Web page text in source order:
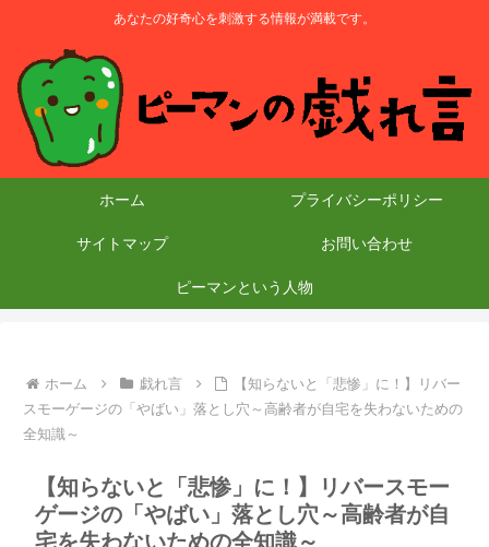
あなたの好奇心を刺激する情報が満載です。
ホーム プライバシーポリシー
サイトマップ お問い合わせ
ピーマンという人物
ホーム 戯れ言
【知らないと「悲惨」に！】リバー
スモーゲージの「やばい」落とし穴～高齢者が自宅を失わないための
全知識～
【知らないと「悲惨」に！】リバースモー
ゲージの「やばい」落とし穴～高齢者が自
宅を失わないための全知識～